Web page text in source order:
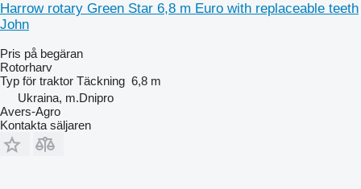
Harrow rotary Green Star 6,8 m Euro with replaceable teeth
John
Pris på begäran
Rotorharv
Typ för traktor Täckning 6,8 m
Ukraina, m.Dnipro
Avers-Agro
Kontakta säljaren